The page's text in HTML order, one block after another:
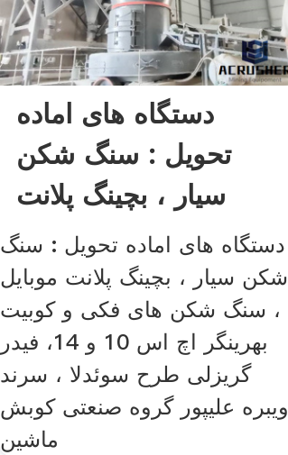
دستگاه های اماده
تحویل : سنگ شکن
سیار ، بچینگ پلانت
موبایل
دستگاه های اماده تحویل : سنگ
شکن سیار ، بچینگ پلانت موبایل
، سنگ شکن های فکی و کوبیت
بهرینگر اچ اس 10 و 14، فیدر
گریزلی طرح سوئدلا ، سرند
ویبره علیپور گروه صنعتی کوبش
ماشین